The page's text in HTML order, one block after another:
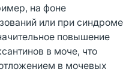
на фоне
или при синдроме
повышение
в моче, что
в мочевых